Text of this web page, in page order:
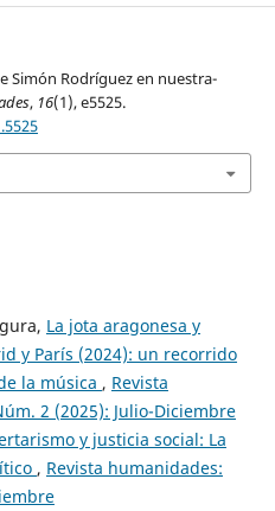
Simón Rodríguez en nuestra-
, 16(1), e5525.
La jota aragonesa y
y París (2024): un recorrido
la música , Revista
2 (2025): Julio-Diciembre
y justicia social: La
, Revista humanidades: